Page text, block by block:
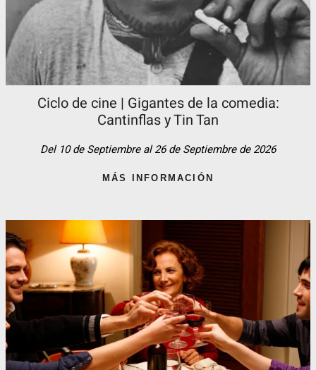
Ciclo de cine | Gigantes de la comedia:
Cantinflas y Tin Tan​
Del 10 de Septiembre al 26 de Septiembre de 2026
MÁS INFORMACIÓN